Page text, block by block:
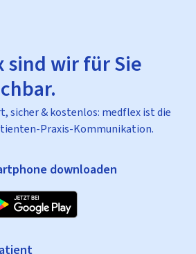
sind wir für Sie
sicher & kostenlos: medflex ist die
Praxis-Kommunikation.
downloaden